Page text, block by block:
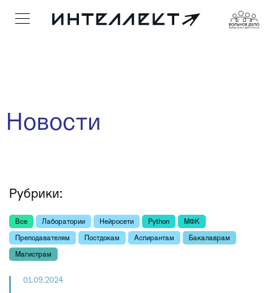
Новости
Рубрики:
Все Лаборатории Нейросети Python МФК
Преподавателям Постдокам Аспирантам Бакалаврам
Mагистрам
01.09.2024